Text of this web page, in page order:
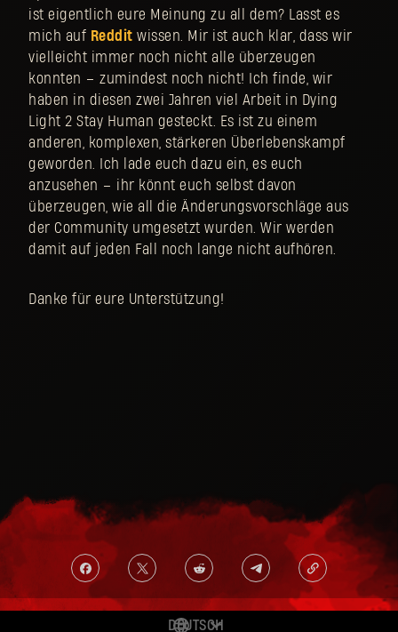
ist eigentlich eure Meinung zu all dem? Lasst es
mich auf Reddit wissen. Mir ist auch klar, dass wir
vielleicht immer noch nicht alle überzeugen
konnten – zumindest noch nicht! Ich finde, wir
haben in diesen zwei Jahren viel Arbeit in Dying
Light 2 Stay Human gesteckt. Es ist zu einem
anderen, komplexen, stärkeren Überlebenskampf
geworden. Ich lade euch dazu ein, es euch
anzusehen – ihr könnt euch selbst davon
überzeugen, wie all die Änderungsvorschläge aus
der Community umgesetzt wurden. Wir werden
damit auf jeden Fall noch lange nicht aufhören.
Danke für eure Unterstützung!
DEUTSCH